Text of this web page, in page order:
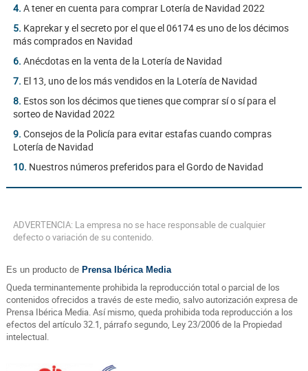
4. A tener en cuenta para comprar Lotería de Navidad 2022
5. Kaprekar y el secreto por el que el 06174 es uno de los décimos
más comprados en Navidad
6. Anécdotas en la venta de la Lotería de Navidad
7. El 13, uno de los más vendidos en la Lotería de Navidad
8. Estos son los décimos que tienes que comprar sí o sí para el
sorteo de Navidad 2022
9. Consejos de la Policía para evitar estafas cuando compras
Lotería de Navidad
10. Nuestros números preferidos para el Gordo de Navidad
ADVERTENCIA: La empresa no se hace responsable de cualquier
defecto o variación de su contenido.
Es un producto de Prensa Ibérica Media
Queda terminantemente prohibida la reproducción total o parcial de los
contenidos ofrecidos a través de este medio, salvo autorización expresa de
Prensa Ibérica Media. Así mismo, queda prohibida toda reproducción a los
efectos del artículo 32.1, párrafo segundo, Ley 23/2006 de la Propiedad
intelectual.